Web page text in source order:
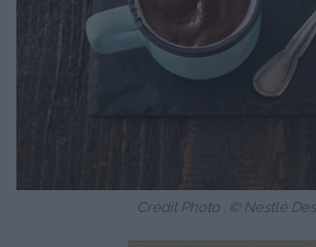
Crédit Photo : © Nestlé